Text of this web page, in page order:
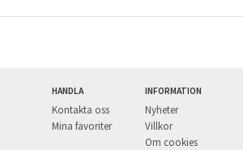
HANDLA
Kontakta oss
Mina favoriter
INFORMATION
Nyheter
Villkor
Om cookies